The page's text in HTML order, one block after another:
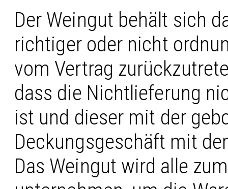
Der Weingut behält sich
richtiger oder nicht
vom Vertrag
dass die Nichtlieferung
ist und dieser mit der
Deckungsgeschäft mit
Das Weingut wird alle